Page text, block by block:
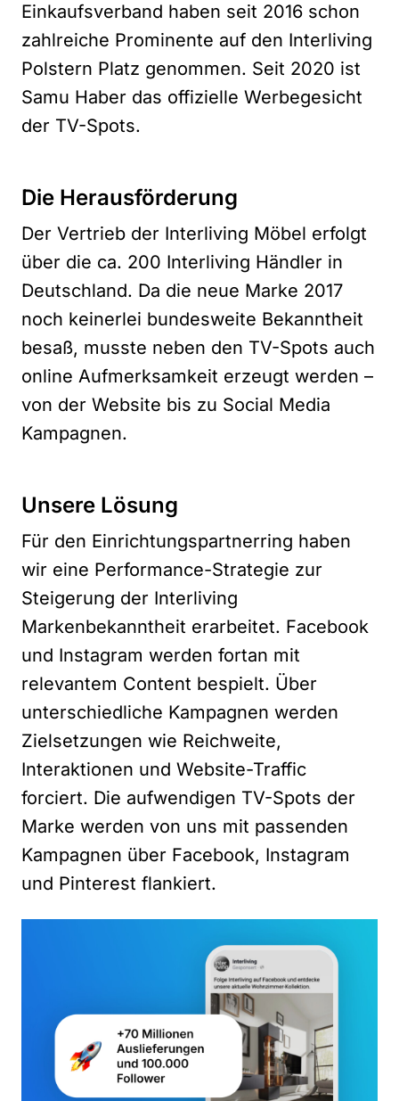
Einkaufsverband haben seit 2016 schon
zahlreiche Prominente auf den Interliving
Polstern Platz genommen. Seit 2020 ist
Samu Haber das offizielle Werbegesicht
der TV-Spots.
Die Herausförderung
Der Vertrieb der Interliving Möbel erfolgt
über die ca. 200 Interliving Händler in
Deutschland. Da die neue Marke 2017
noch keinerlei bundesweite Bekanntheit
besaß, musste neben den TV-Spots auch
online Aufmerksamkeit erzeugt werden –
von der Website bis zu Social Media
Kampagnen.
Unsere Lösung
Für den Einrichtungspartnerring haben
wir eine Performance-Strategie zur
Steigerung der Interliving
Markenbekanntheit erarbeitet. Facebook
und Instagram werden fortan mit
relevantem Content bespielt. Über
unterschiedliche Kampagnen werden
Zielsetzungen wie Reichweite,
Interaktionen und Website-Traffic
forciert. Die aufwendigen TV-Spots der
Marke werden von uns mit passenden
Kampagnen über Facebook, Instagram
und Pinterest flankiert.